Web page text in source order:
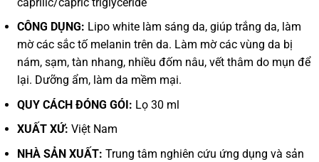
CÔNG DỤNG: Lipo white làm sáng da, giúp trắng da, làm
mờ các sắc tố melanin trên da. Làm mờ các vùng da bị
nám, sạm, tàn nhang, nhiều đốm nâu, vết thâm do mụn để
lại. Dưỡng ẩm, làm da mềm mại.
QUY CÁCH ĐÓNG GÓI: Lọ 30 ml
XUẤT XỨ: Việt Nam
NHÀ SẢN XUẤT: Trung tâm nghiên cứu ứng dụng và sản